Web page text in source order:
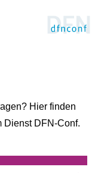
Hier finden
Dienst DFN-Conf.